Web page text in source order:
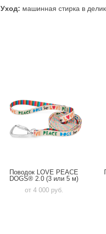
Уход: машинная стирка в
Поводок LOVE PEACE
DOGS® 2.0 (3 или 5 м)
от 4 000 pуб.